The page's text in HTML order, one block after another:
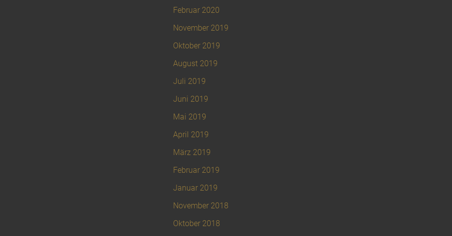
Februar 2020
November 2019
Oktober 2019
August 2019
Juli 2019
Juni 2019
Mai 2019
April 2019
März 2019
Februar 2019
Januar 2019
November 2018
Oktober 2018